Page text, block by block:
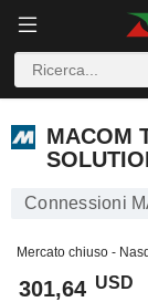
MACOM
Connessioni
Mercato chiuso -
301,64 USD